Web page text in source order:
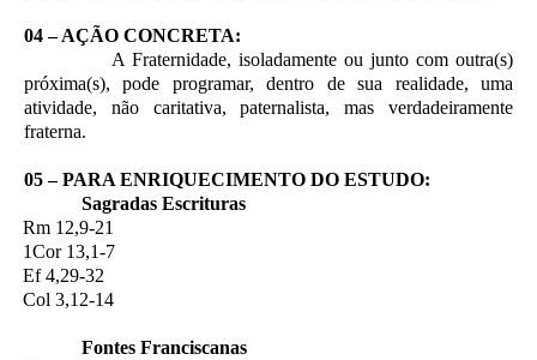
04 – AÇÃO CONCRETA:
A Fraternidade, isoladamente ou junto com outra(s)
próxima(s), pode programar, dentro de sua realidade, uma
atividade, não caritativa, paternalista, mas verdadeiramente
fraterna.
05 – PARA ENRIQUECIMENTO DO ESTUDO:
Sagradas Escrituras
Rm 12,9-21
1Cor 13,1-7
Ef 4,29-32
Col 3,12-14
Fontes Franciscanas